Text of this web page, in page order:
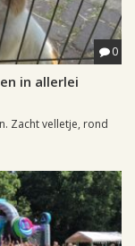
0
in allerlei
Zacht velletje, rond